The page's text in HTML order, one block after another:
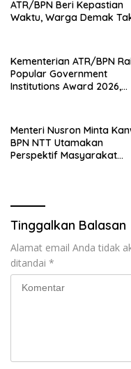
ATR/BPN Beri Kepastian
Waktu, Warga Demak
Kementerian ATR/BPN
Popular Government
Institutions Award 2026,
Menteri Nusron Minta
BPN NTT Utamakan
Perspektif Masyarakat
Tinggalkan Balasan
Alamat email Anda tidak
ditandai *